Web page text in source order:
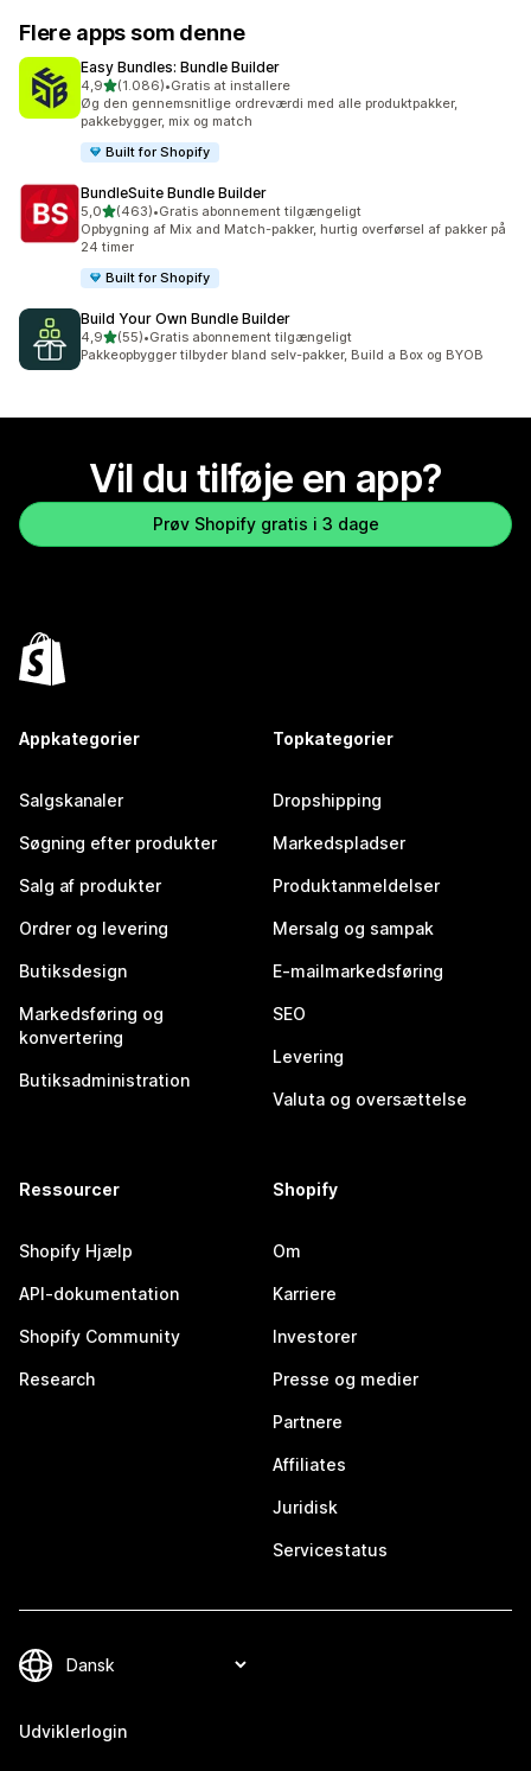
Flere apps som denne
Easy Bundles: Bundle Builder
4,9ud af 5 stjerner
(1.086)
1086 anmeldelser i alt
•Gratis at installere
Øg den gennemsnitlige ordreværdi med alle produktpakker,
pakkebygger, mix og match
Built for Shopify
BundleSuite Bundle Builder
5,0ud af 5 stjerner
(463)
463 anmeldelser i alt
•Gratis abonnement tilgængeligt
Opbygning af Mix and Match-pakker, hurtig overførsel af pakker på
24 timer
Built for Shopify
Build Your Own Bundle Builder
4,9ud af 5 stjerner
(55)
55 anmeldelser i alt
•Gratis abonnement tilgængeligt
Pakkeopbygger tilbyder bland selv-pakker, Build a Box og BYOB
Vil du tilføje en app?
Prøv Shopify gratis i 3 dage
Appkategorier
Salgskanaler
Søgning efter produkter
Salg af produkter
Ordrer og levering
Butiksdesign
Markedsføring og
konvertering
Butiksadministration
Topkategorier
Dropshipping
Markedspladser
Produktanmeldelser
Mersalg og sampak
E-mailmarkedsføring
SEO
Levering
Valuta og oversættelse
Ressourcer
Shopify Hjælp
API-dokumentation
Shopify Community
Research
Shopify
Om
Karriere
Investorer
Presse og medier
Partnere
Affiliates
Juridisk
Servicestatus
Udviklerlogin